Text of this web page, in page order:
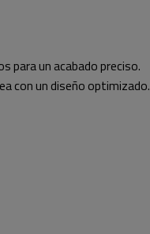
para un acabado preciso.
con un diseño optimizado.